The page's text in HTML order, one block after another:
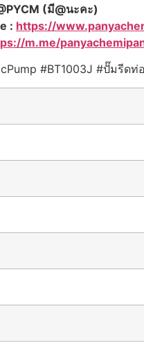
(มี@นะคะ)
: https://
m.me/
#BT1003J #ปั๊มรีด